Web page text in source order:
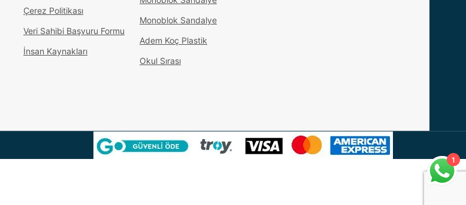
Çerez Politikası
Veri Sahibi Başvuru Formu
İnsan Kaynakları
Monoblok Sandalye
Adem Koç Plastik
Okul Sırası
1